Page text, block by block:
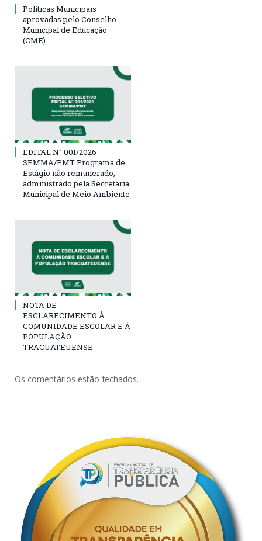
Políticas Municipais
aprovadas pelo Conselho
Municipal de Educação
(CME)
EDITAL N° 001/2026
SEMMA/PMT Programa de
Estágio não remunerado,
administrado pela Secretaria
Municipal de Meio Ambiente
NOTA DE
ESCLARECIMENTO À
COMUNIDADE ESCOLAR E À
POPULAÇÃO
TRACUATEUENSE
Os comentários estão fechados.